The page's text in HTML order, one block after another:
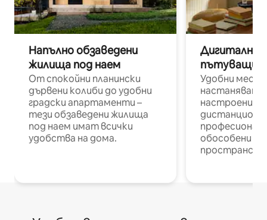
Напълно обзаведени
жилища под наем
От спокойни планински
дървени колиби до удобни
градски апартаменти –
тези обзаведени жилища
под наем имат всички
удобства на дома.
Дигитални
пътуващи
Удобни
настаняване
настроени и
обособени